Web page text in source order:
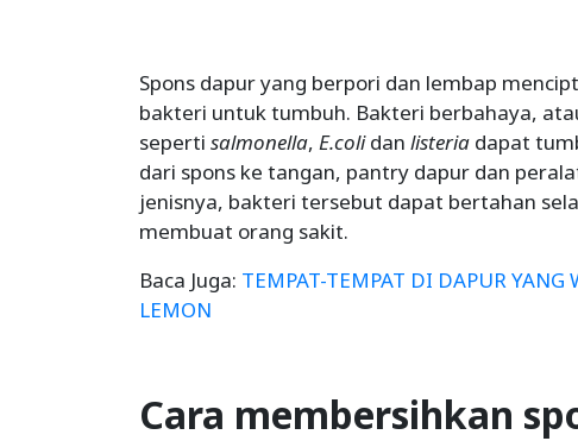
Spons dapur yang berpori dan lembap
bakteri untuk tumbuh. Bakteri berbahaya,
seperti salmonella, E.colidan listeria dapat
dari spons ke tangan, pantry dapur dan
jenisnya, bakteri tersebut dapat bertahan
membuat orang sakit.
Baca Juga: TEMPAT-TEMPAT DI DAPUR YANG
LEMON
Cara membersihkan